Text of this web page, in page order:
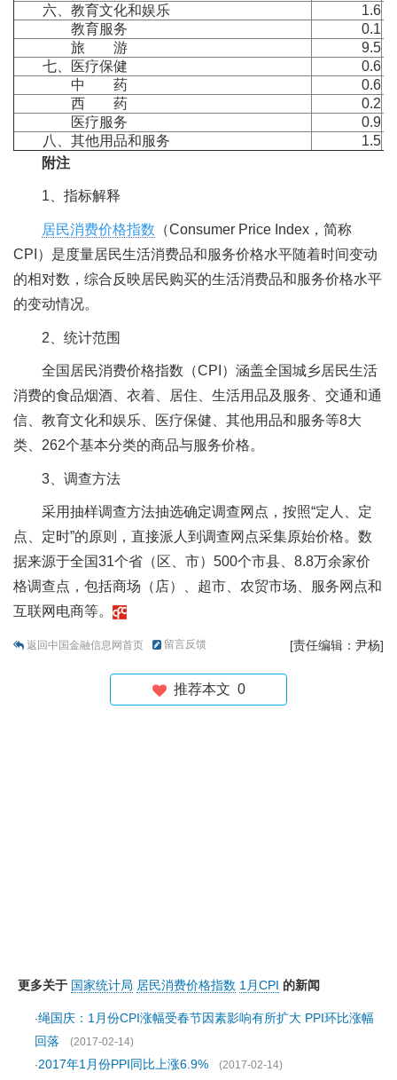
六、教育文化和娱乐
1.6
教育服务
0.1
旅 游
9.5
七、医疗保健
0.6
中 药
0.6
西 药
0.2
医疗服务
0.9
八、其他用品和服务
1.5
附注
1、指标解释
居民消费价格指数 （Consumer Price Index，简称
CPI）是度量居民生活消费品和服务价格水平随着时间变动
的相对数，综合反映居民购买的生活消费品和服务价格水平
的变动情况。
2、统计范围
全国居民消费价格指数（CPI）涵盖全国城乡居民生活
消费的食品烟酒、衣着、居住、生活用品及服务、交通和通
信、教育文化和娱乐、医疗保健、其他用品和服务等8大
类、262个基本分类的商品与服务价格。
3、调查方法
采用抽样调查方法抽选确定调查网点，按照“定人、定
点、定时”的原则，直接派人到调查网点采集原始价格。数
据来源于全国31个省（区、市）500个市县、8.8万余家价
格调查点，包括商场（店）、超市、农贸市场、服务网点和
互联网电商等。
返回中国金融信息网首页 留言反馈 [责任编辑：尹杨]
推荐本文 0
更多关于 国家统计局 居民消费价格指数 1月CPI 的新闻
·绳国庆：1月份CPI涨幅受春节因素影响有所扩大 PPI环比涨幅
回落
(2017-02-14)
·2017年1月份PPI同比上涨6.9% (2017-02-14)